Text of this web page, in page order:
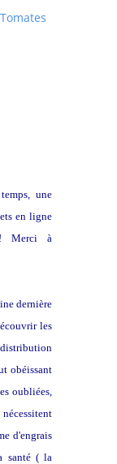
une
en ligne
Merci à
dernière
les
obéissant
oubliées,
d'engrais
santé ( la